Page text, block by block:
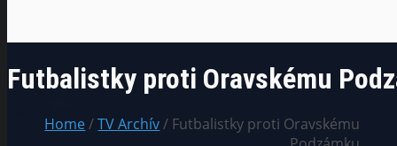
Futbalistky proti Oravskému
Home/TV Archív/ Futbalistky proti Oravskému